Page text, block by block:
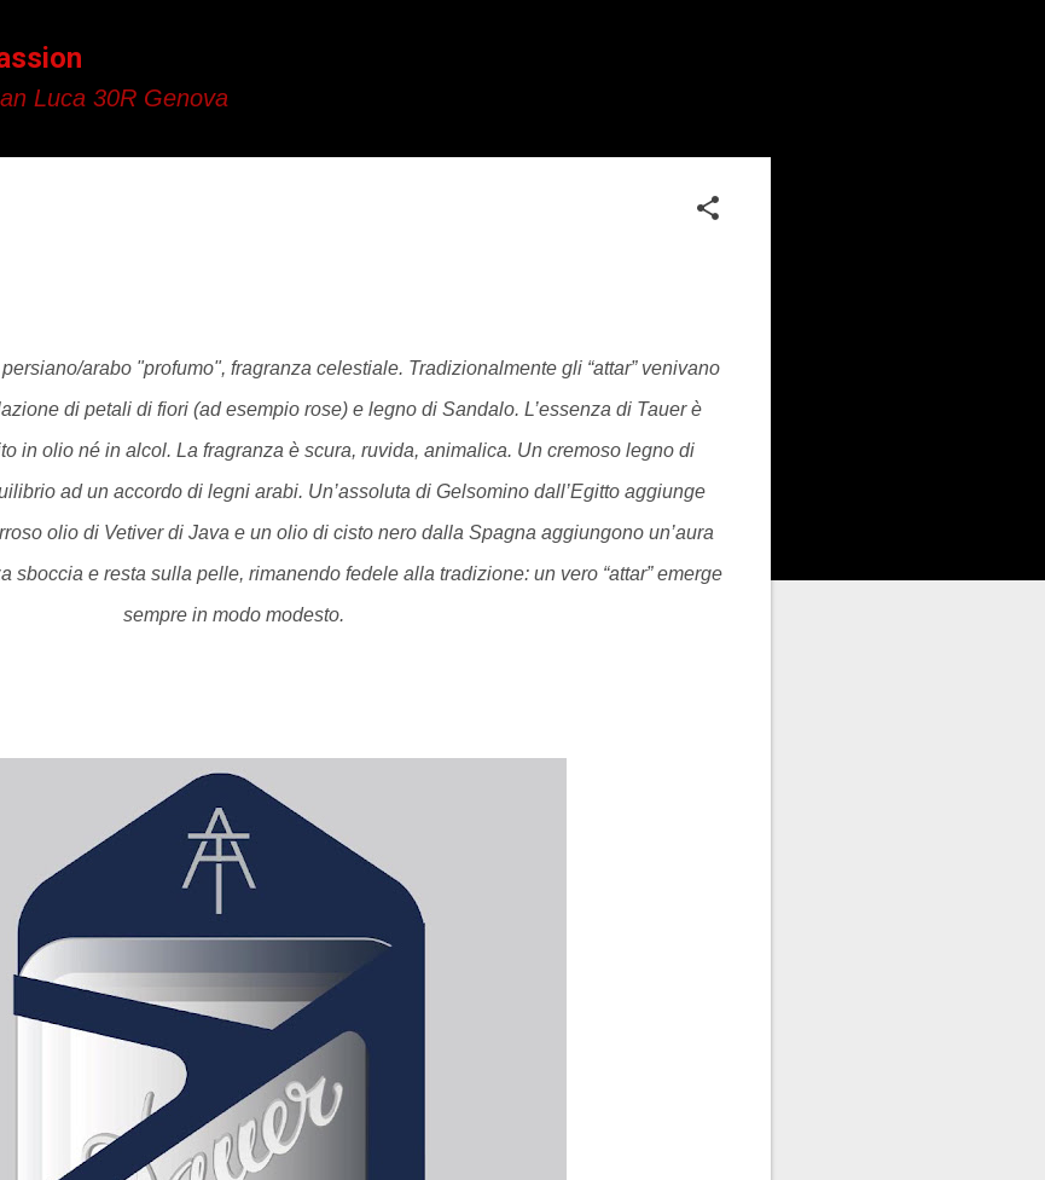
Luca 30R Genova
arabo "profumo", fragranza celestiale. Tradizionalmente gli “attar” venivano
di petali di fiori (ad esempio rose) e legno di Sandalo. L’essenza di Tauer è
in olio né in alcol. La fragranza è scura, ruvida, animalica. Un cremoso legno di
ad un accordo di legni arabi. Un’assoluta di Gelsomino dall’Egitto aggiunge
olio di Vetiver di Java e un olio di cisto nero dalla Spagna aggiungono un’aura
sboccia e resta sulla pelle, rimanendo fedele alla tradizione: un vero “attar” emerge
sempre in modo modesto.